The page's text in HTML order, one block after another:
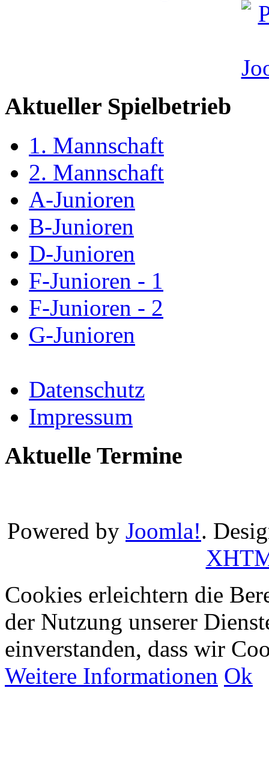
Aktueller Spielbetrieb
1. Mannschaft
2. Mannschaft
A-Junioren
B-Junioren
D-Junioren
F-Junioren - 1
F-Junioren - 2
G-Junioren
Datenschutz
Impressum
Aktuelle Termine
Powered by Joomla!.
Cookies erleichtern die
der Nutzung unserer
einverstanden, dass wir
Weitere Informationen Ok